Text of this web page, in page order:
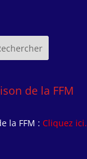
de la FFM
la FFM : Cliquez ici.